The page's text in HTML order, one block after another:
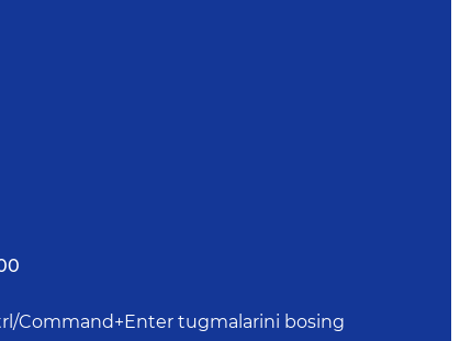
Command+Enter tugmalarini bosing